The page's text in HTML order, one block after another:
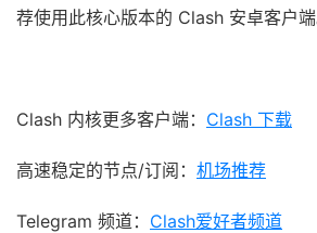
荐使用此核心版本的 Clash 安卓客户端
Clash 内核更多客户端： Clash 下载
高速稳定的节点/订阅： 机场推荐
Telegram 频道： Clash爱好者频道